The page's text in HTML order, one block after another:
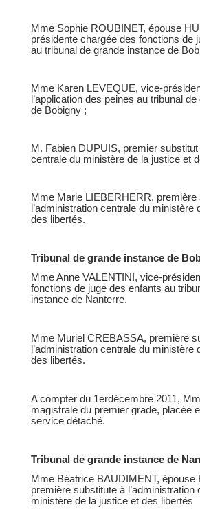
Mme Sophie ROUBINET, épouse
présidente chargée des fonctions de
au tribunal de grande instance de
Mme Karen LEVEQUE, vice-
l’application des peines au tribunal
de Bobigny ;
M. Fabien DUPUIS, premier substitut
centrale du ministère de la justice et
Mme Marie LIEBERHERR, première
l’administration centrale du ministère
des libertés.
Tribunal de grande instance de
Mme Anne VALENTINI, vice-
fonctions de juge des enfants au
instance de Nanterre.
Mme Muriel CREBASSA, première
l’administration centrale du ministère
des libertés.
A compter du 1erdécembre 2011,
magistrale du premier grade, placée
service détaché.
Tribunal de grande instance de
Mme Béatrice BAUDIMENT, épouse
première substitute à l’administration
ministère de la justice et des libertés